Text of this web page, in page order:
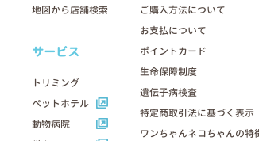
地図から店舗検索
サービス
トリミング
ペットホテル
動物病院
ご購入方法について
お支払について
ポイントカード
生命保障制度
遺伝子病検査
特定商取引法に基づく表示
ワンちゃんネコちゃんの特